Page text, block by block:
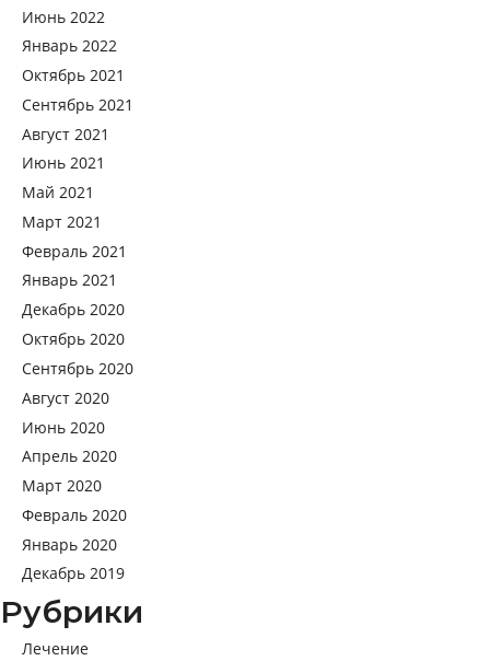
Июнь 2022
Январь 2022
Октябрь 2021
Сентябрь 2021
Август 2021
Июнь 2021
Май 2021
Март 2021
Февраль 2021
Январь 2021
Декабрь 2020
Октябрь 2020
Сентябрь 2020
Август 2020
Июнь 2020
Апрель 2020
Март 2020
Февраль 2020
Январь 2020
Декабрь 2019
Рубрики
Лечение